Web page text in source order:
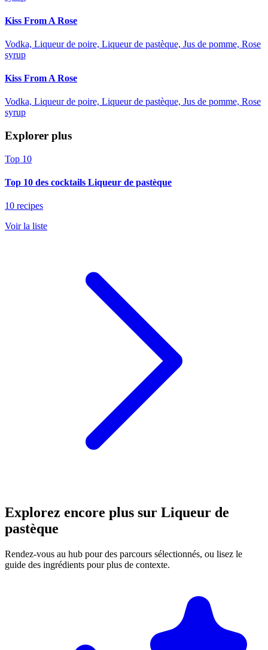
Kiss From A Rose
Vodka, Liqueur de poire, Liqueur de pastèque, Jus de pomme, Rose
syrup
Kiss From A Rose
Vodka, Liqueur de poire, Liqueur de pastèque, Jus de pomme, Rose
syrup
Explorer plus
Top 10
Top 10 des cocktails Liqueur de pastèque
10 recipes
Voir la liste
Explorez encore plus sur Liqueur de
pastèque
Rendez-vous au hub pour des parcours sélectionnés, ou lisez le
guide des ingrédients pour plus de contexte.